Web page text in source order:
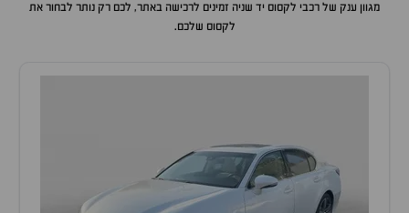
מגוון ענק של רכבי לקסוס יד שניה זמינים לרכישה באתר, לכם רק נותר לבחור את
לקסוס שלכם.